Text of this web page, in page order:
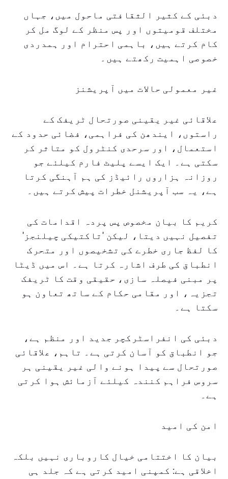
دبئی کے کثیر الثقافتی ماحول میں، جہاں
مختلف قومیتوں اور پس منظر کے لوگ مل کر
کام کرتے ہیں، باہمی احترام اور ہمدردی
خصوصی اہمیت رکھتے ہیں۔
غیر معمولی حالات میں آپریشنز
علاقائی غیر یقینی صورتحال ٹریفک کے
راستوں، ایندھن کی فراہمی، فضائی حدود کے
استعمال، اور سرحدی کنٹرول کو متاثر کر
سکتی ہے۔ ایک ایسے پلیٹ فارم کیلئے جو
روزانہ ہزاروں رائیڈز کی ہم آہنگی کرتا
ہے، یہ سب آپریشنل خطرات پیش کرتے ہیں۔
کریم کا بیان مخصوص پس پردہ اقدامات کی
تفصیل نہیں دیتا، لیکن 'تاکتیکی چیلنجز'
کا لفظ جاری خطرے کی تشخیصوں اور متحرک
انطباق کی طرف اشارہ کرتا ہے۔ اس میں ڈیٹا
پر مبنی فیصلہ سازی، حقیقی وقت کا ٹریفک
تجزیہ، اور مقامی حکام کے ساتھ تعاون ہو
سکتا ہے۔
دبئی کی انفراسٹرکچر جدید اور منظم ہے،
جو انطباق کو آسان کرتی ہے۔ تاہم، علاقائی
صورتحال سے پیدا ہونے والی غیر یقینی ہر
سروس فراہم کنندہ کیلئے آزمائش ہوا کرتی
ہے۔
امن کی امید
بیان کا اختتامی خیال کاروباری نہیں بلکہ
اخلاقی ہے: کمپنی امید کرتی ہے کہ جلد ہی